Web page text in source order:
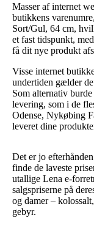
Masser af internet
butikkens
Sort/Gul, 64 cm,
et fast tidspunkt,
få dit nye produkt
Visse internet
undertiden gælder
Som alternativ
levering, som i de
Odense, Nykøbing
leveret dine
Det er jo
finde de laveste
utallige Lena e-
salgspriserne på
og damer –
gebyr.